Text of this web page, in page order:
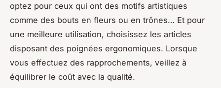
optez pour ceux qui ont des motifs artistiques
comme des bouts en fleurs ou en trônes… Et pour
une meilleure utilisation, choisissez les articles
disposant des poignées ergonomiques. Lorsque
vous effectuez des rapprochements, veillez à
équilibrer le coût avec la qualité.